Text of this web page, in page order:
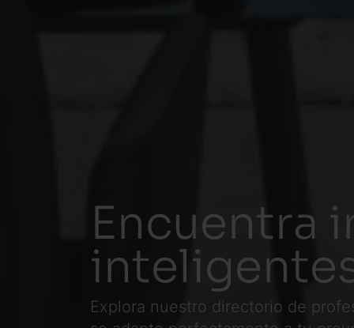
Encuentra
Explora nuestro directorio de